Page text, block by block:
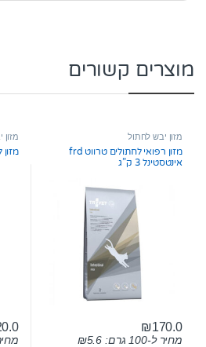
מוצרים קשורים
מזון יבש לחתול
מזון רפואי לחתולים טרווט frd
אינטסטינל 3 ק”ג
₪170.0
מחיר ל-100 גרם: ₪5.6
מזון
מחיר